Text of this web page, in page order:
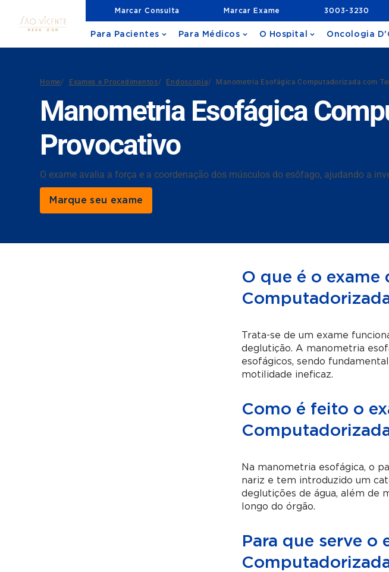
Marcar Consulta Marcar Exame 3003-3230
Para Pacientes Para Médicos O Hospital Oncologia
Home/ Exames e Procedimentos/ Endoscopia/ Manometria Esofágica Computadorizada com
Manometria Esofágica
Provocativo
O exame avalia a força e a coordenação dos músculos do esôfago, ajudando a
Marque seu exame
O que é o exame
Trata-se de um exame
deglutição. A manometria
esofágicos, sendo
motilidade ineficaz.
Como é feito o
Na manometria esofágica, o
nariz e tem introduzido um
deglutições de água, além de
longo do órgão.
Para que serve o